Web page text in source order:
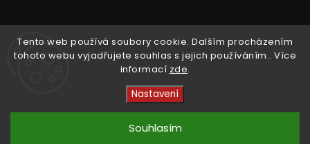
Tento web používá soubory cookie. Dalším procházením
tohoto webu vyjadřujete souhlas s jejich používáním.. Více
informací zde.
Nastavení
Souhlasím
vyhrazena.